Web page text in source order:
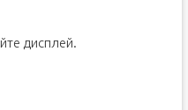
дисплей.